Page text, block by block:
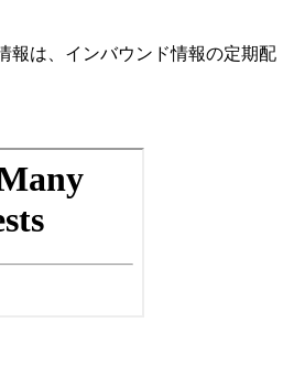
報は、インバウンド情報の定期配